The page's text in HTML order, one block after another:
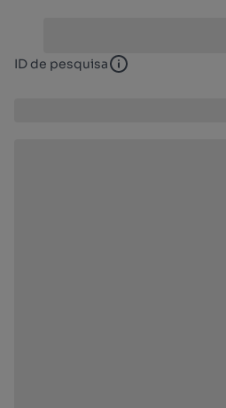
ID de pesquisa ID de pesquisa